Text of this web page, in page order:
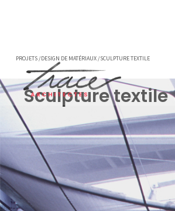
PROJETS /DESIGN DE MATÉRIAUX /SCULPTURE TEXTILE
Sculpture textile